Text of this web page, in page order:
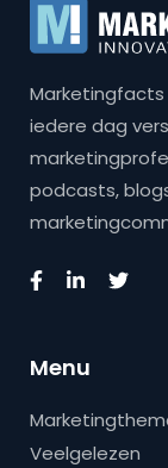
iedere dag
podcasts,
Menu
Veelgelezen